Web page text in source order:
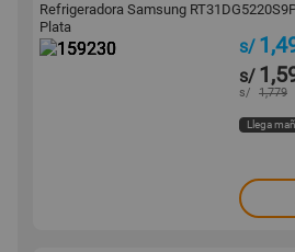
Refrigeradora Samsung
Plata
s/
s/
s/ 1,779
Llega